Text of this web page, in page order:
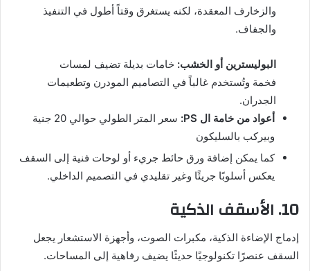
والزخارف المعقدة، لكنه يستغرق وقتاً أطول في التنفيذ
والجفاف.
البوليسترين أو الخشب: خامات بديلة تضيف لمسات
فخمة وتُستخدم غالباً في التصاميم المودرن وتطعيمات
الجدران.
أعواد من خامة ال PS:
سعر المتر الطولي حوالي 20 جنية
وبيركب بالسليكون
كما يمكن إضافة ورق حائط جريء أو لوحات فنية إلى السقف
يعكس أسلوبًا جريئًا وغير تقليدي في التصميم الداخلي.
10. الأسقف الذكية
إدماج الإضاءة الذكية، مكبرات الصوت، وأجهزة الاستشعار يجعل
السقف عنصرًا تكنولوجيًا حديثًا يضيف رفاهية إلى المساحات.